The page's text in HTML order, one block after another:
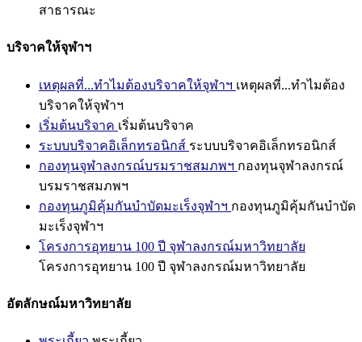
สาธารณะ
บริจาคให้จุฬาฯ
เหตุผลที่...ทำไมต้องบริจาคให้จุฬาฯ เหตุผลที่...ทำไมต้อง
บริจาคให้จุฬาฯ
เริ่มต้นบริจาค เริ่มต้นบริจาค
ระบบบริจาคอิเล็กทรอนิกส์ ระบบบริจาคอิเล็กทรอนิกส์
กองทุนจุฬาลงกรณ์บรมราชสมภพฯ กองทุนจุฬาลงกรณ์
บรมราชสมภพฯ
กองทุนภูมิคุ้มกันบำบัดมะเร็งจุฬาฯ กองทุนภูมิคุ้มกันบำบัด
มะเร็งจุฬาฯ
โครงการอุทยาน 100 ปี จุฬาลงกรณ์มหาวิทยาลัย
โครงการอุทยาน 100 ปี จุฬาลงกรณ์มหาวิทยาลัย
อัตลักษณ์มหาวิทยาลัย